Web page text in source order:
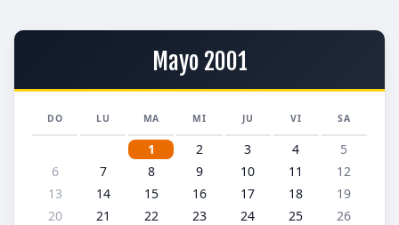
Mayo 2001
DO LU MA MI JU VI SA
1 2 3 4
5
6
7 8 9 10 11
12
13
14 15 16 17 18
19
20
21 22 23 24 25
26